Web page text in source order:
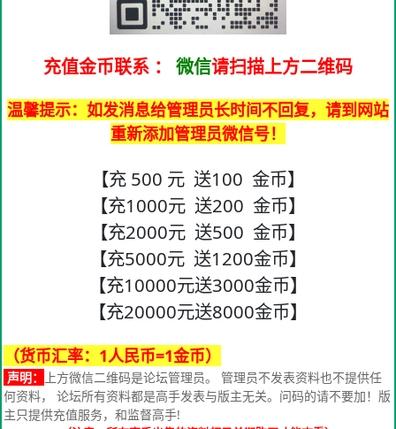
充值金币联系 ： 微信请扫描上方二维码
温馨提示：如发消息给管理员长时间不回复，请到网站
重新添加管理员微信号！
【充 500 元 送100 金币】
【充1000元 送200 金币】
【充2000元 送500 金币】
【充5000元 送1200金币】
【充10000元送3000金币】
【充20000元送8000金币】
（货币汇率：1人民币=1金币）
声明：
上方微信二维码是论坛管理员。 管理员不发表资料也不提供任
何资料， 论坛所有资料都是高手发表与版主无关。问码的请不要加！版
主只提供充值服务，和监督高手!